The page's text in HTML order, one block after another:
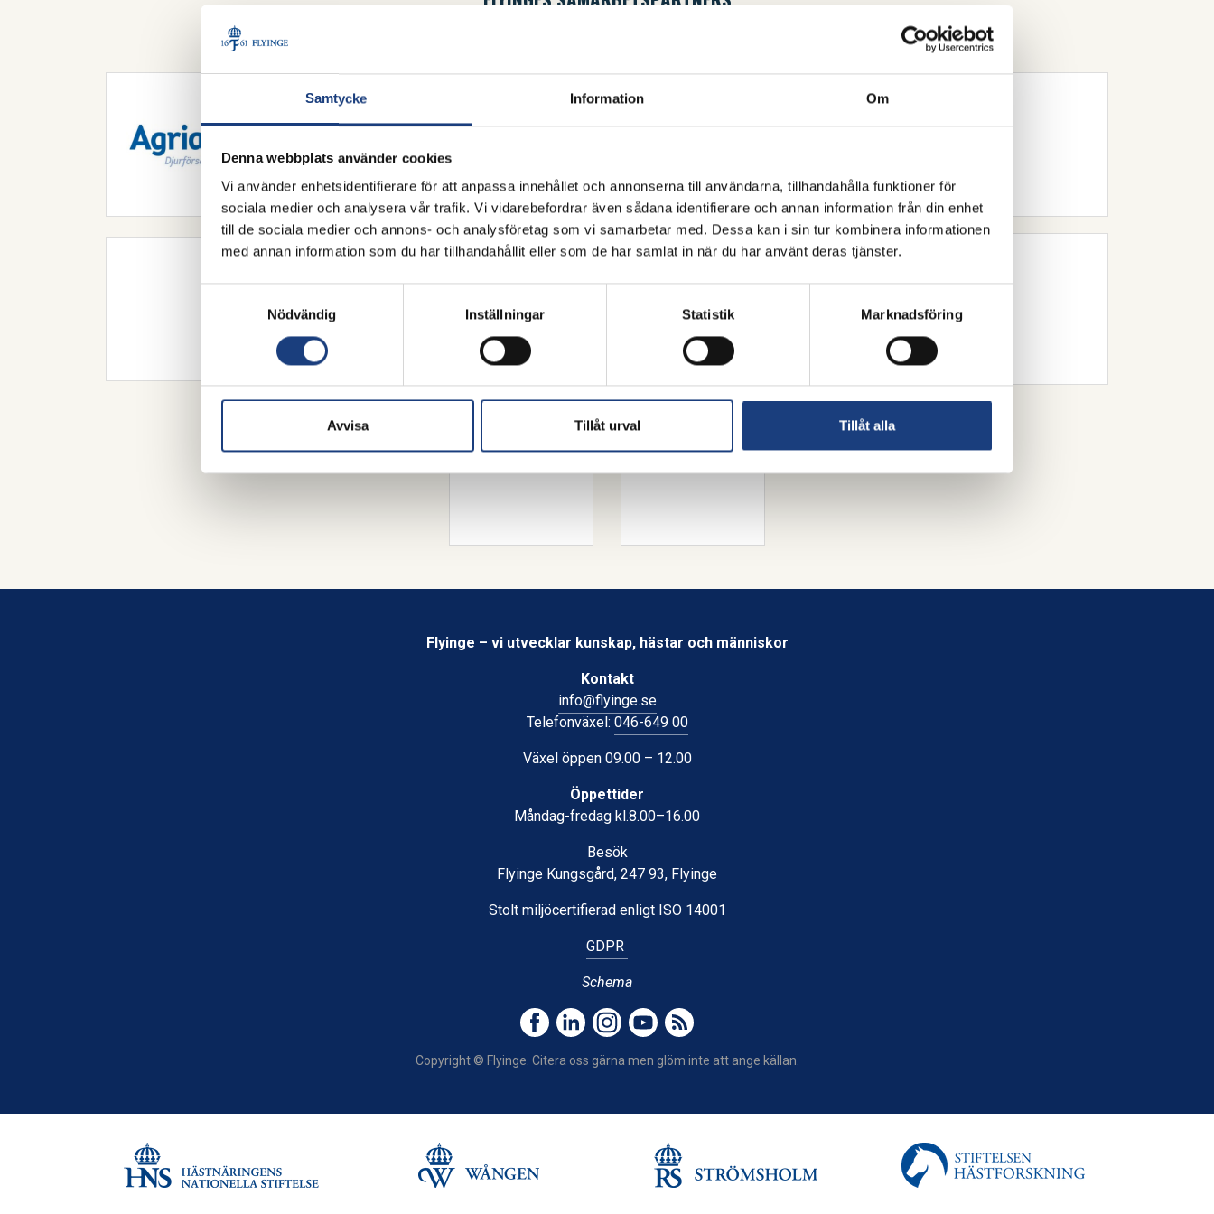
Samtycke Information Om
Denna webbplats använder cookies
Vi använder enhetsidentifierare för att anpassa innehållet och annonserna till användarna, tillhandahålla funktioner för
sociala medier och analysera vår trafik. Vi vidarebefordrar även sådana identifierare och annan information från din enhet
till de sociala medier och annons- och analysföretag som vi samarbetar med. Dessa kan i sin tur kombinera informationen
med annan information som du har tillhandahållit eller som de har samlat in när du har använt deras tjänster.
Nödvändig
Inställningar Statistik Marknadsföring
Avvisa Tillåt urval Tillåt alla
Flyinge – vi utvecklar kunskap, hästar och människor
Kontakt
info@flyinge.se
Telefonväxel: 046-649 00
Växel öppen 09.00 – 12.00
Öppettider
Måndag-fredag kl.8.00–16.00
Besök
Flyinge Kungsgård, 247 93, Flyinge
Stolt miljöcertifierad enligt ISO 14001
GDPR
Schema
Copyright © Flyinge. Citera oss gärna men glöm inte att ange källan.